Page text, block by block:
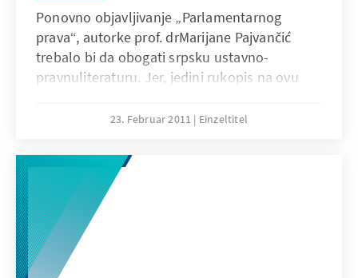
Ponovno objavljivanje „Parlamentarnog
prava“, autorke prof. drMarijane Pajvančić
trebalo bi da obogati srpsku ustavno-
pravnuliteraturu. Jer, jedini rukopis na ovu
neophodno da se detaljno predstave
parlamenta, status poslanika iskupštinske
procedure. Takođe, potrebno je da se te
oblasti detaljnoanaliziraju, i predstave iz
naučne i političke perspektive.
23. Februar 2011 Einzeltitel